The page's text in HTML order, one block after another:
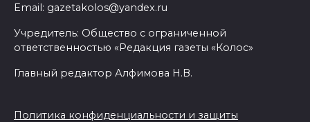
Email: gazetakolos@yandex.ru
Учредитель: Общество с ограниченной
ответственностью «Редакция газеты «Колос»
Главный редактор Алфимова Н.В.
Политика конфиденциальности и защиты